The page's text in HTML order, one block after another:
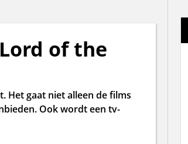
of the
Het gaat niet alleen de films
Ook wordt een tv-